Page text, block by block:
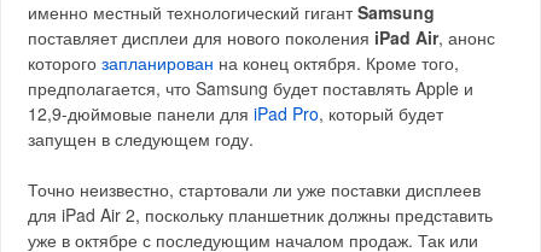
именно местный технологический гигантSamsung
поставляет дисплеи для нового поколения iPad Air, анонс
которогозапланирован на конец октября. Кроме того,
предполагается, что Samsung будет поставлять Apple и
12,9-дюймовые панели дляiPad Pro, который будет
запущен в следующем году.
Точно неизвестно, стартовали ли уже поставки дисплеев
для iPad Air 2, поскольку планшетник должны представить
уже в октябре с последующим началом продаж. Так или